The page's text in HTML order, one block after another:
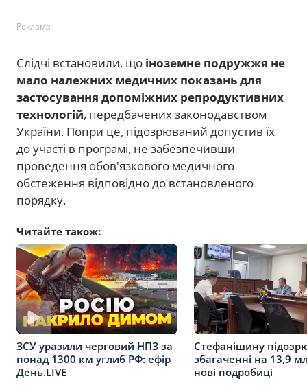
Реклама
Слідчі встановили, що іноземне подружжя не
мало належних медичних показань для
застосування допоміжних репродуктивних
технологій, передбачених законодавством
України. Попри це, підозрюваний допустив їх
до участі в програмі, не забезпечивши
проведення обов'язкового медичного
обстеження відповідно до встановленого
порядку.
Читайте також:
ЗСУ уразили черговий НПЗ за
понад 1300 км углиб РФ: ефір
День.LIVE
Стефанішину
збагаченні на 13,9
нові подробиці